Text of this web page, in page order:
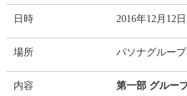
日時 2016年12月12
場所 パソナグルー
内容
第一部 グルー